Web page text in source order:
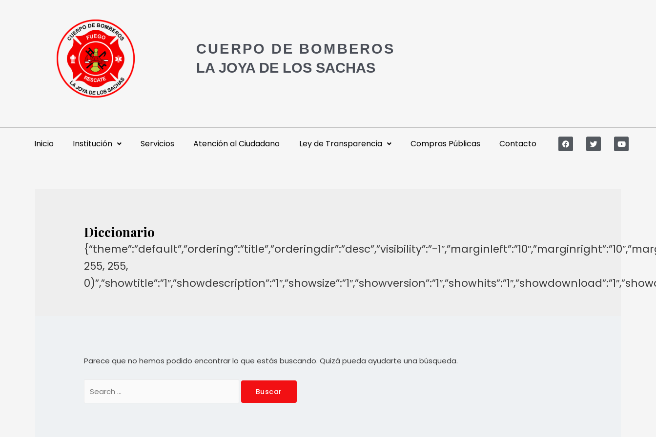
CUERPO DE BOMBEROS
LA JOYA DE LOS SACHAS
Inicio Institución Servicios Atención al Ciudadano Ley de Transparencia Compras Públicas Contacto
Diccionario
{“theme”:”default”,”ordering”:”title”,”orderingdir”:”desc”,”visibility”:”-
255, 255,
Parece que no hemos podido encontrar lo que estás buscando. Quizá pueda ayudarte una búsqueda.